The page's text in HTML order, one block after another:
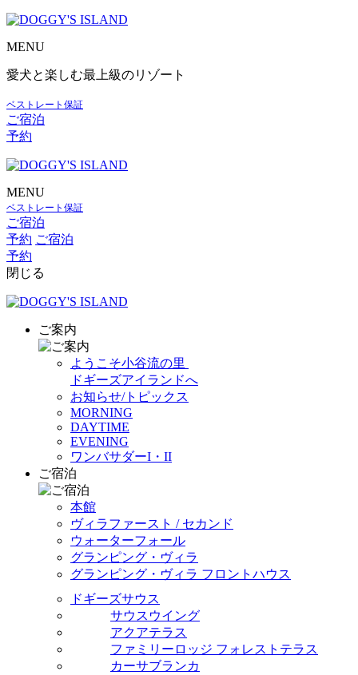
MENU
愛犬と楽しむ最上級のリゾート
ベストレート保証
ご宿泊
予約
MENU
ベストレート保証
ご宿泊
予約 ご宿泊
予約
閉じる
ご案内
ようこそ小谷流の里
ドギーズアイランドへ
お知らせ/トピックス
MORNING
DAYTIME
EVENING
ワンバサダーI・II
ご宿泊
本館
ヴィラファースト / セカンド
ウォーターフォール
グランピング・ヴィラ
グランピング・ヴィラ フロントハウス
ドギーズサウス
サウスウイング
アクアテラス
ファミリーロッジ フォレストテラス
カーサブランカ